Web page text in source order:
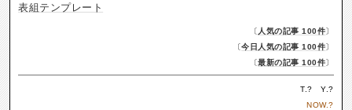
表組テンプレート
〔 人気の記事 100件〕
〔今日人気の記事 100件〕
〔最新の記事 100件〕
T.? Y.?
NOW.?